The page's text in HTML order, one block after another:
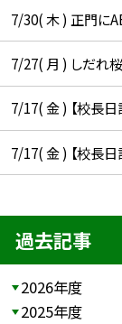
7/30( 木 ) 正門に
7/27( 月 ) しだれ
7/17( 金 ) 【校長日
7/17( 金 ) 【校長日
過去記事
2026年度
2025年度